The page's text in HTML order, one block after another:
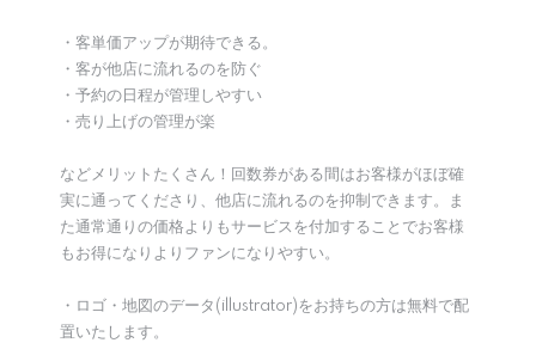
・客単価アップが期待できる。
・客が他店に流れるのを防ぐ
・予約の日程が管理しやすい
・売り上げの管理が楽
などメリットたくさん！回数券がある間はお客様がほぼ確
実に通ってくださり、他店に流れるのを抑制できます。ま
た通常通りの価格よりもサービスを付加することでお客様
もお得になりよりファンになりやすい。
・ロゴ・地図のデータ(illustrator)をお持ちの方は無料で配
置いたします。